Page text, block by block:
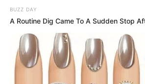
BUZZ DAY
A Routine Dig Came To A Sudden Stop